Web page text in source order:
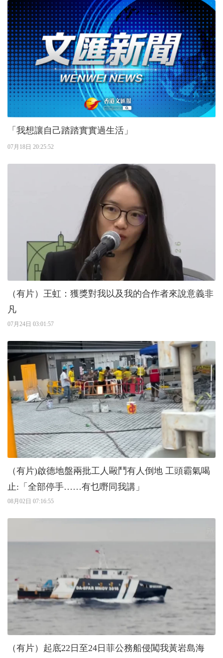
「我想讓自己踏踏實實過生活」
07月18日 20:25:52
（有片）王虹：獲獎對我以及我的合作者來說意義非
凡
07月24日 03:01:57
（有片)啟德地盤兩批工人毆鬥有人倒地 工頭霸氣喝
止:「全部停手……有乜嘢同我講」
08月02日 07:16:55
（有片）起底22日至24日菲公務船侵闖我黃岩島海